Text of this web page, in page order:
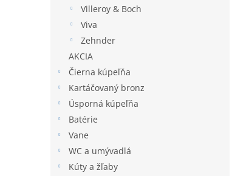
Villeroy & Boch
Viva
Zehnder
AKCIA
Čierna kúpeľňa
Kartáčovaný bronz
Úsporná kúpeľňa
Batérie
Vane
WC a umývadlá
Kúty a žľaby